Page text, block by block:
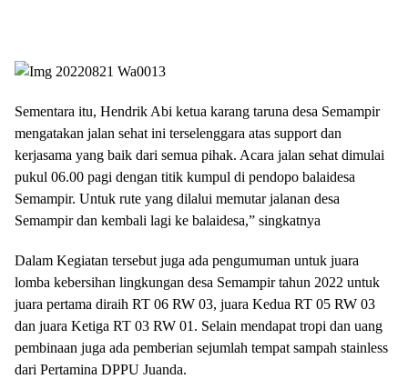
Sementara itu, Hendrik Abi ketua karang taruna desa Semampir
mengatakan jalan sehat ini terselenggara atas support dan
kerjasama yang baik dari semua pihak. Acara jalan sehat dimulai
pukul 06.00 pagi dengan titik kumpul di pendopo balaidesa
Semampir. Untuk rute yang dilalui memutar jalanan desa
Semampir dan kembali lagi ke balaidesa,” singkatnya
Dalam Kegiatan tersebut juga ada pengumuman untuk juara
lomba kebersihan lingkungan desa Semampir tahun 2022 untuk
juara pertama diraih RT 06 RW 03, juara Kedua RT 05 RW 03
dan juara Ketiga RT 03 RW 01. Selain mendapat tropi dan uang
pembinaan juga ada pemberian sejumlah tempat sampah stainless
dari Pertamina DPPU Juanda.